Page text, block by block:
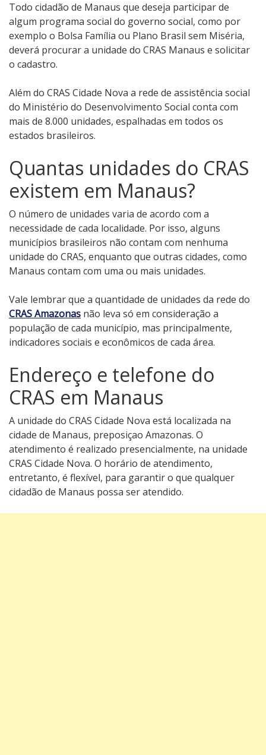
Todo cidadão de Manaus que deseja participar de
algum programa social do governo social, como por
exemplo o Bolsa Família ou Plano Brasil sem Miséria,
deverá procurar a unidade do CRAS Manaus e solicitar
o cadastro.
Além do CRAS Cidade Nova a rede de assistência social
do Ministério do Desenvolvimento Social conta com
mais de 8.000 unidades, espalhadas em todos os
estados brasileiros.
Quantas unidades do CRAS
existem em Manaus?
O número de unidades varia de acordo com a
necessidade de cada localidade. Por isso, alguns
municípios brasileiros não contam com nenhuma
unidade do CRAS, enquanto que outras cidades, como
Manaus contam com uma ou mais unidades.
Vale lembrar que a quantidade de unidades da rede do
CRAS Amazonas não leva só em consideração a
população de cada município, mas principalmente,
indicadores sociais e econômicos de cada área.
Endereço e telefone do
CRAS em Manaus
A unidade do CRAS Cidade Nova está localizada na
cidade de Manaus, preposiçao Amazonas. O
atendimento é realizado presencialmente, na unidade
CRAS Cidade Nova. O horário de atendimento,
entretanto, é flexível, para garantir o que qualquer
cidadão de Manaus possa ser atendido.